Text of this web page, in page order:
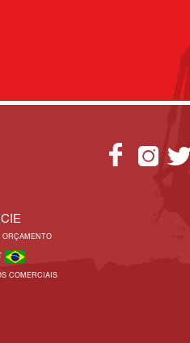
ORÇAMENTO
COMERCIAIS